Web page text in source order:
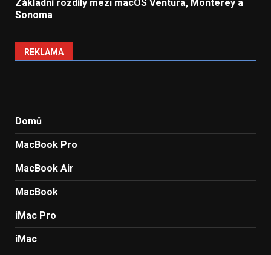
Základní rozdíly mezi macOS Ventura, Monterey a
Sonoma
REKLAMA
Domů
MacBook Pro
MacBook Air
MacBook
iMac Pro
iMac